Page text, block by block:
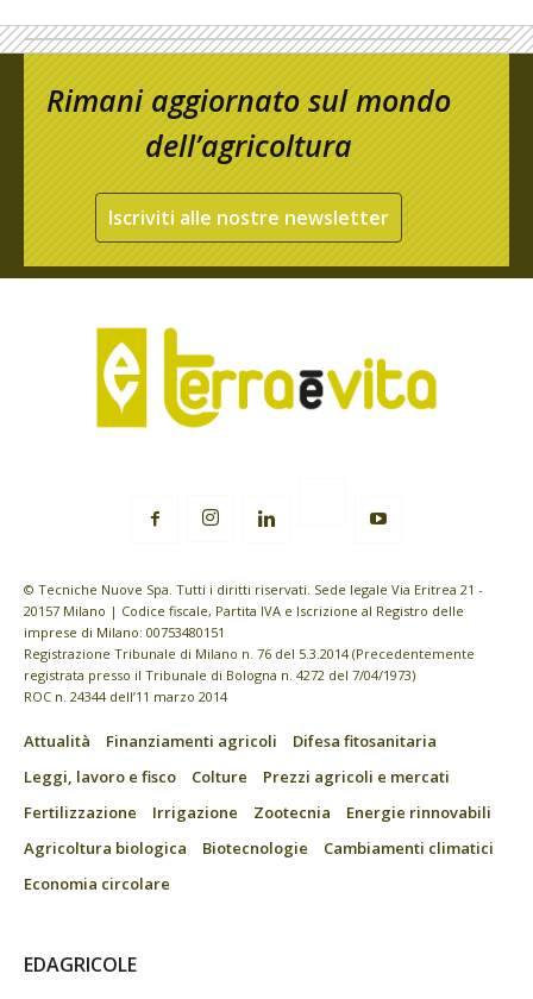
Rimani aggiornato sul mondo
dell’agricoltura
Iscriviti alle nostre newsletter
© Tecniche Nuove Spa. Tutti i diritti riservati. Sede legale Via Eritrea 21 -
20157 Milano | Codice fiscale, Partita IVA e Iscrizione al Registro delle
imprese di Milano: 00753480151
Registrazione Tribunale di Milano n. 76 del 5.3.2014 (Precedentemente
registrata presso il Tribunale di Bologna n. 4272 del 7/04/1973)
ROC n. 24344 dell’11 marzo 2014
Attualità Finanziamenti agricoli
Difesa fitosanitaria
Leggi, lavoro e fisco
Colture
Prezzi agricoli e mercati
Fertilizzazione
Irrigazione Zootecnia
Energie rinnovabili
Agricoltura biologica
Biotecnologie
Cambiamenti climatici
Economia circolare
EDAGRICOLE